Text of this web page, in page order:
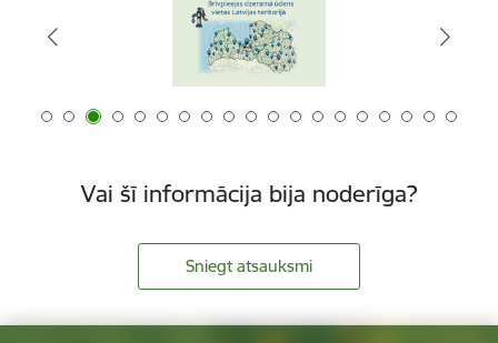
Vai šī informācija bija noderīga?
Sniegt atsauksmi